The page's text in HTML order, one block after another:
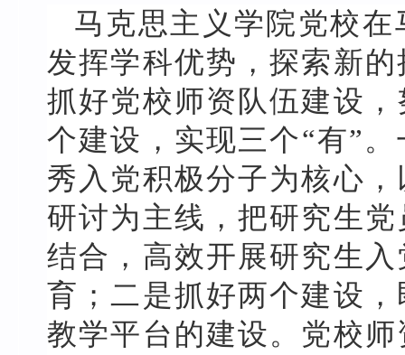
马克思主义学院党校
发挥学科优势，探索新
抓好党校师资队伍建设
个建设，实现三个“有”
秀入党积极分子为核心
研讨为主线，把研究生
结合，高效开展研究生
育；二是抓好两个建设
教学平台的建设。党校